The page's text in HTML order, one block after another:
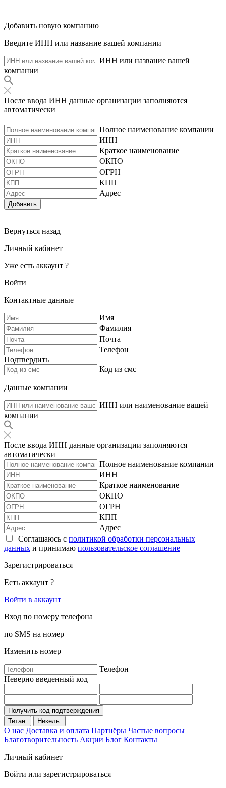
Добавить новую компанию
Введите ИНН или название вашей компании
ИНН или название вашей
компании
После ввода ИНН данные организации заполняются
автоматически
Полное наименование компании
ИНН
Краткое наименование
ОКПО
ОГРН
КПП
Адрес
Добавить
Вернуться назад
Личный кабинет
Уже есть аккаунт ?
Войти
Контактные данные
Имя
Фамилия
Почта
Телефон
Подтвердить
Код из смс
Данные компании
ИНН или наименование вашей
компании
После ввода ИНН данные организации заполняются
автоматически
Полное наименование компании
ИНН
Краткое наименование
ОКПО
ОГРН
КПП
Адрес
Соглашаюсь с политикой обработки персональных
данных и принимаю пользовательское соглашение
Зарегистрироваться
Есть аккаунт ?
Войти в аккаунт
Вход по номеру телефона
по SMS на номер
Изменить номер
Телефон
Неверно введенный код
Получить код подтверждения
Титан
Никель
О нас Доставка и оплата Партнёры Частые вопросы
Благотворительность Акции Блог Контакты
Личный кабинет
Войти или зарегистрироваться